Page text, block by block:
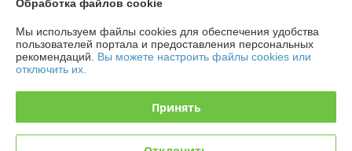
Информация для покупателя
Юридическое лицо: ООО "ТД Ювента"
БЦ "S-UNION" Минский р-н, д. Большое Стиклево, 40/2 9 этаж каб.92А
Регистрационный орган: Мингорисполком
Обработка файлов cookie
Мы используем файлы cookies для обеспечения удобства
пользователей портала и предоставления персональных
рекомендаций. Вы можете настроить файлы cookies или
отключить их.
Принять